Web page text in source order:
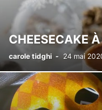
CHEESECAKE
carole tidghi - 24 mai